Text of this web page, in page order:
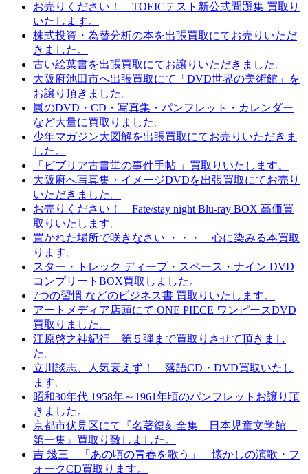
お売りください！ TOEICテスト新公式問題集 買取り
いたします。
株式投資・為替分析の本を出張買取にてお売りいただ
きました。
古い絵葉書を出張買取にてお譲りいただきました。
大阪府池田市へ出張買取にて「DVD世界の美術館」を
お譲り頂きました。
嵐のDVD・CD・写真集・パンフレット・カレンダー
など大量に買取りました。
少年マガジン大図解を出張買取にてお売りいただきま
した。
「ビブリア古書堂の事件手帖 」買取りいたします。
大阪府へ写真集・イメージDVDを出張買取にてお売り
いただきました。
お売りください！ Fate/stay night Blu-ray BOX 高価買
取りいたします。
置かれた場所で咲きなさい ・・・ 心に染みる本買取
ります。
スター・トレック ディープ・スペース・ナイン DVD
コンプリートBOX買取しました。
7つの習慣 などのビジネス書 買取りいたします。
アートメディア店頭にて ONE PIECE ワンピースDVD
買取りました。
江原啓之神紀行 第５弾まで買取りさせて頂きまし
た。
立川談志、人気衰えず！ 落語CD・DVD買取いたし
ます。
昭和30年代 1958年～1961年頃のパンフレットお譲り頂
きました。
京都市伏見区にて『名著復刻全集 日本児童文学館
第一集』買取り致しました。
吉 幾三 「あの頃の青春を歌う」 懐かしの演歌・フ
ォークCD買取ります。